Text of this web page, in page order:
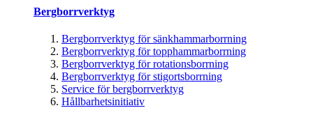
Bergborrverktyg
Bergborrverktyg för sänkhammarborrning
Bergborrverktyg för topphammarborrning
Bergborrverktyg för rotationsborrning
Bergborrverktyg för stigortsborrning
Service för bergborrverktyg
Hållbarhetsinitiativ